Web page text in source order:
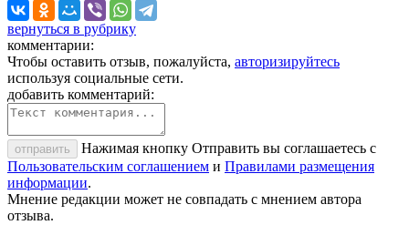
вернуться в рубрику
комментарии:
Чтобы оставить отзыв, пожалуйста, авторизируйтесь
используя социальные сети.
добавить комментарий:
отправить
Нажимая кнопку Отправить вы соглашаетесь с
Пользовательским соглашением и Правилами размещения
информации.
Мнение редакции может не совпадать с мнением автора
отзыва.